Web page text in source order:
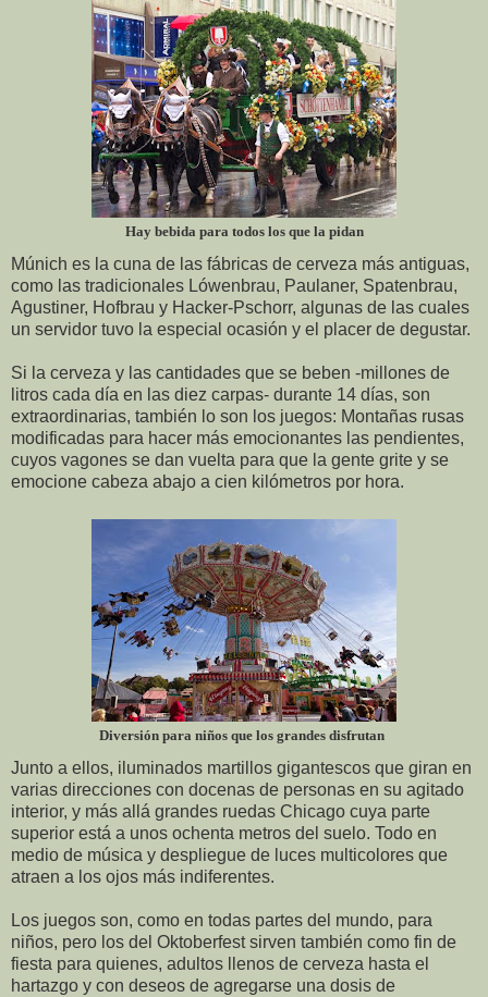
Hay bebida para todos los que la pidan
Múnich es la cuna de las fábricas de cerveza más antiguas,
como las tradicionales Lówenbrau, Paulaner, Spatenbrau,
Agustiner, Hofbrau y Hacker-Pschorr, algunas de las cuales
un servidor tuvo la especial ocasión y el placer de degustar.
Si la cerveza y las cantidades que se beben -millones de
litros cada día en las diez carpas- durante 14 días, son
extraordinarias, también lo son los juegos: Montañas rusas
modificadas para hacer más emocionantes las pendientes,
cuyos vagones se dan vuelta para que la gente grite y se
emocione cabeza abajo a cien kilómetros por hora.
Diversión para niños que los grandes disfrutan
Junto a ellos, iluminados martillos gigantescos que giran en
varias direcciones con docenas de personas en su agitado
interior, y más allá grandes ruedas Chicago cuya parte
superior está a unos ochenta metros del suelo. Todo en
medio de música y despliegue de luces multicolores que
atraen a los ojos más indiferentes.
Los juegos son, como en todas partes del mundo, para
niños, pero los del Oktoberfest sirven también como fin de
fiesta para quienes, adultos llenos de cerveza hasta el
hartazgo y con deseos de agregarse una dosis de